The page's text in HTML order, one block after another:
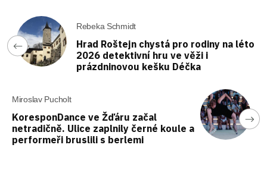
Rebeka Schmidt
Hrad Roštejn chystá pro rodiny na léto
2026 detektivní hru ve věži i
prázdninovou kešku Déčka
Miroslav Pucholt
KoresponDance ve Žďáru začal
netradičně. Ulice zaplnily černé koule a
performeři bruslili s berlemi